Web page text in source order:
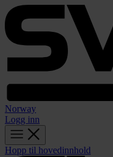
Norway
Logg inn
Hopp til hovedinnhold